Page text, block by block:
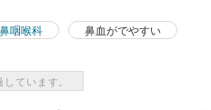
咽喉科 鼻血がでやすい
ています。